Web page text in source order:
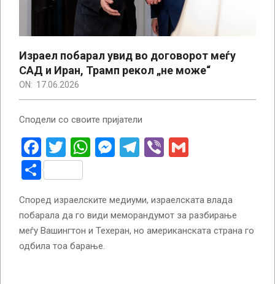
Израел побарал увид во договорот меѓу
САД и Иран, Трамп рекол „не може“
ON: 17.06.2026
Сподели со своите пријатели
Facebook
Twitter
WhatsApp
Messenger
Telegram
Viber
Share
Според израелските медиуми, израелската влада
побарала да го види меморандумот за разбирање
меѓу Вашингтон и Техеран, но американската страна го
одбила тоа барање.